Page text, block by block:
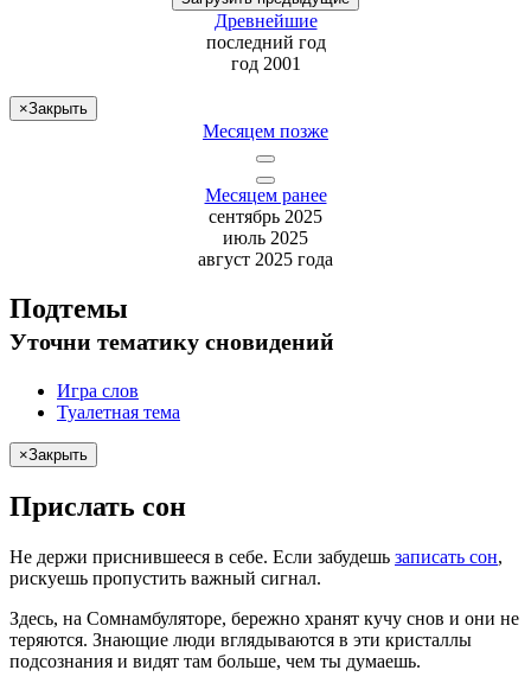
Древнейшие
последний год
год 2001
×Закрыть
Месяцем позже
Месяцем ранее
сентябрь 2025
июль 2025
август 2025 года
Подтемы
Уточни тематику сновидений
Игра слов
Туалетная тема
×Закрыть
Прислать сон
Не держи приснившееся в себе. Если забудешь записать сон,
рискуешь пропустить важный сигнал.
Здесь, на Сомнамбуляторе, бережно хранят кучу снов и они не
теряются. Знающие люди вглядываются в эти кристаллы
подсознания и видят там больше, чем ты думаешь.